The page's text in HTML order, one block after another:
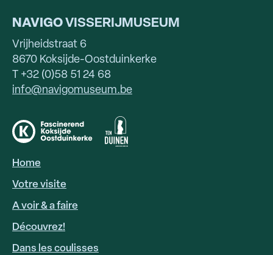
NAVIGOVISSERIJMUSEUM
Vrijheidstraat 6
8670 Koksijde-Oostduinkerke
T +32 (0)58 51 24 68
info@navigomuseum.be
HOOFDNAVIGATIE
FR
Home
Votre visite
A voir & a faire
Découvrez!
Dans les coulisses